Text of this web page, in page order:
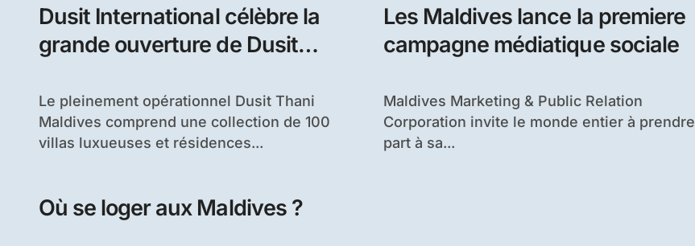
Dusit International célèbre la
grande ouverture de Dusit
Le pleinement opérationnel Dusit Thani
Maldives comprend une collection de 100
villas luxueuses et résidences...
Les Maldives lance la premiere
campagne médiatique sociale
Maldives Marketing & Public Relation
Corporation invite le monde entier à prendre
part à sa...
Où se loger aux Maldives ?